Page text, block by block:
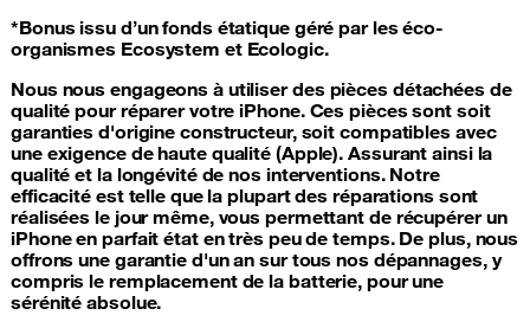
*Bonus issu d’un fonds étatique géré par les éco-
organismes Ecosystem et Ecologic.
Nous nous engageons à utiliserdes pièces détachées de
qualité pour réparer votre iPhone. Ces pièces sont soit
garanties d'origine constructeur, soit compatibles avec
une exigence de haute qualité (Apple). Assurant ainsi la
qualité et la longévité de nos interventions. Notre
efficacité est telle que la plupart des réparations sont
réalisées le jour même, vous permettant de récupérer un
iPhone en parfait état en très peu de temps. De plus, nous
offrons une garantie d'un an sur tous nos dépannages, y
compris le remplacement de la batterie, pour une
sérénité absolue.